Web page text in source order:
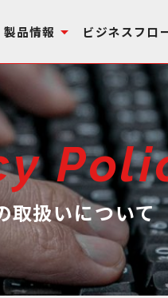
製品情報 arrow_drop_down ビジネスフロ
取扱いについて